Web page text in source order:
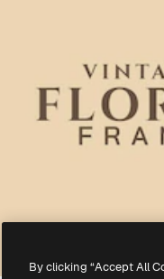
By clicking “Accept All